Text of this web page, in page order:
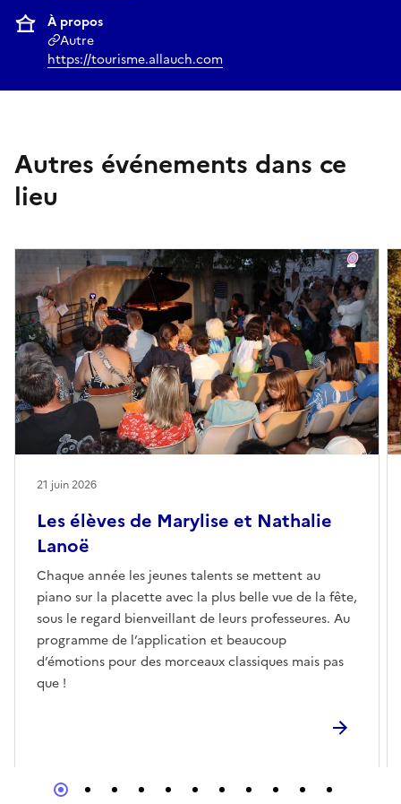
À propos
Autre
https://tourisme.allauch.com
Autres événements dans ce
lieu
Les élèves de Marylise et Nathalie
Lanoë
Chaque année les jeunes talents se mettent au
piano sur la placette avec la plus belle vue de la fête,
sous le regard bienveillant de leurs professeures. Au
programme de l’application et beaucoup
d’émotions pour des morceaux classiques mais pas
que !
21 juin 2026